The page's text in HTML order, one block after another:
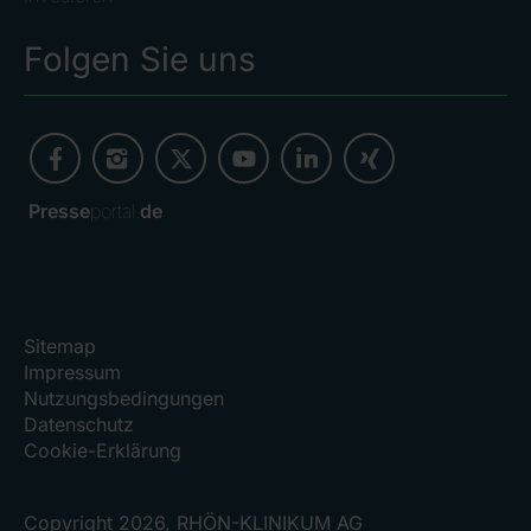
Folgen Sie uns
Presseportal. de
Sitemap
Impressum
Nutzungsbedingungen
Datenschutz
Cookie-Erklärung
Copyright 2026, RHÖN-KLINIKUM AG